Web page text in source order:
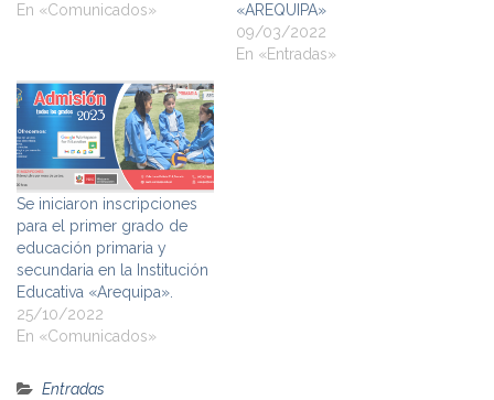
En «Comunicados»
«AREQUIPA»
09/03/2022
En «Entradas»
Se iniciaron inscripciones
para el primer grado de
educación primaria y
secundaria en la Institución
Educativa «Arequipa».
25/10/2022
En «Comunicados»
Entradas